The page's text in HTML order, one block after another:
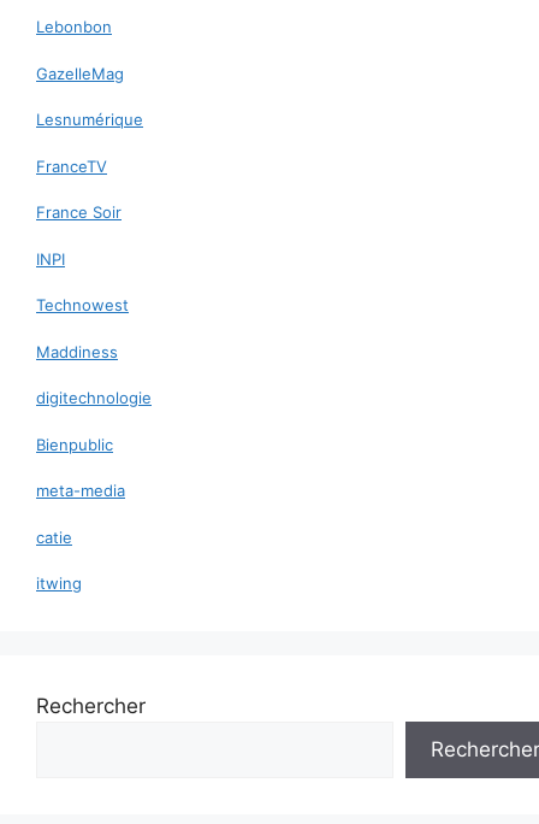
Lebonbon
GazelleMag
Lesnumérique
FranceTV
France Soir
INPI
Technowest
Maddiness
digitechnologie
Bienpublic
meta-media
catie
itwing
Rechercher
Rechercher